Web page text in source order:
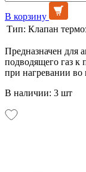
В корзину
Тип: Клапан
Предназначен для
подводящего газ
при нагревании во
В наличии: 3 шт